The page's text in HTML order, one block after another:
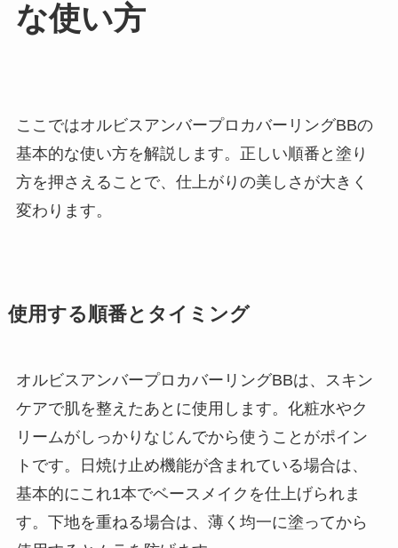
な使い方
ここではオルビスアンバープロカバーリングBBの
基本的な使い方を解説します。正しい順番と塗り
方を押さえることで、仕上がりの美しさが大きく
変わります。
使用する順番とタイミング
オルビスアンバープロカバーリングBBは、スキン
ケアで肌を整えたあとに使用します。化粧水やク
リームがしっかりなじんでから使うことがポイン
トです。日焼け止め機能が含まれている場合は、
基本的にこれ1本でベースメイクを仕上げられま
す。下地を重ねる場合は、薄く均一に塗ってから